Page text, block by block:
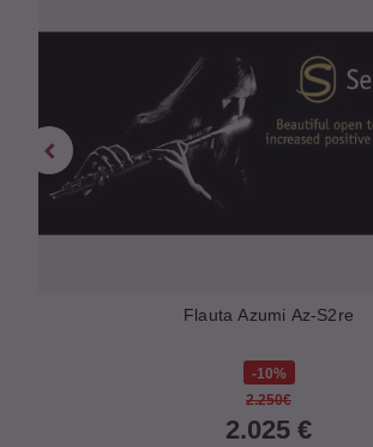
Flauta Azumi Az-S2re
10%
2.250€
2.025 €